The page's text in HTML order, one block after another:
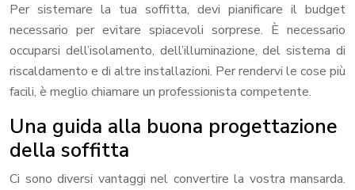
Per sistemare la tua soffitta, devi pianificare il budget
necessario per evitare spiacevoli sorprese. È necessario
occuparsi dell’isolamento, dell’illuminazione, del sistema di
riscaldamento e di altre installazioni. Per rendervi le cose più
facili, è meglio chiamare un professionista competente.
Una guida alla buona progettazione
della soffitta
Ci sono diversi vantaggi nel convertire la vostra mansarda.